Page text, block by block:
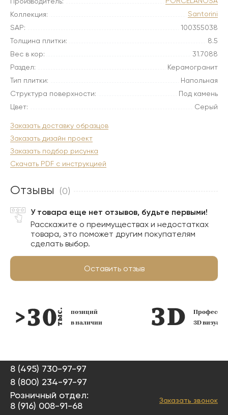
Коллекция:
Santorini
SAP:
100355038
Толщина плитки:
8.5
Вес в кор:
31.7088
Раздел:
Керамогранит
Тип плитки:
Напольная
Структура поверхности:
Под камень
Цвет:
Серый
Заказать доставку образцов
Заказать дизайн проект
Заказать подбор рисунка
Скачать PDF с инструкцией
Отзывы (0)
У товара еще нет отзывов, будьте первыми!
Расскажите о преимуществах и недостатках
товара, это поможет другим покупателям
сделать выбор.
Оставить отзыв
позиций
в наличии
3D
8 (495) 730-97-97
8 (800) 234-97-97
Розничный отдел:
8 (916) 008-91-68
Заказать звонок